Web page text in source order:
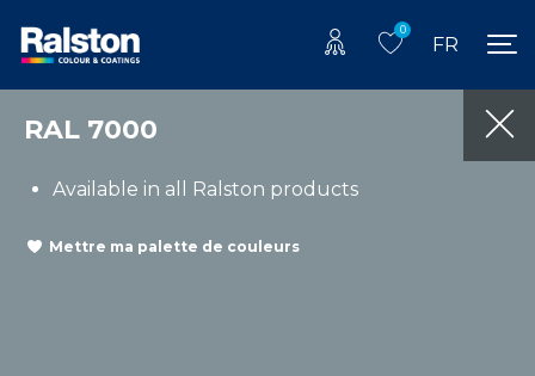
0
FR
RAL 7000
Available in all Ralston products
Mettre ma palette de couleurs